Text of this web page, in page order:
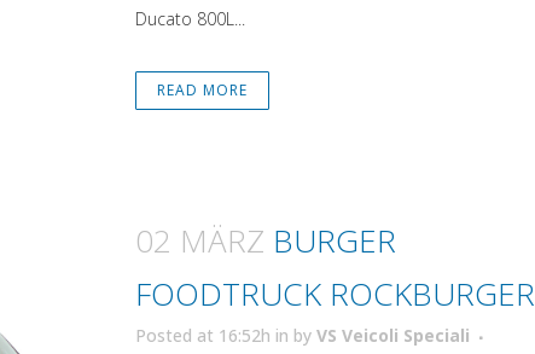
Ducato 800L...
READ MORE
02 MÄRZ BURGER
FOODTRUCK ROCKBURGER
Posted at 16:52h in by VS Veicoli Speciali